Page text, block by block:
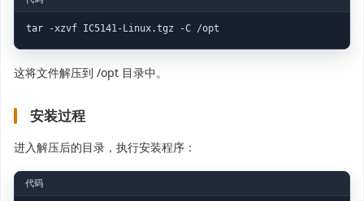
这将文件解压到 /opt 目录中。
安装过程
进入解压后的目录，执行安装程序：